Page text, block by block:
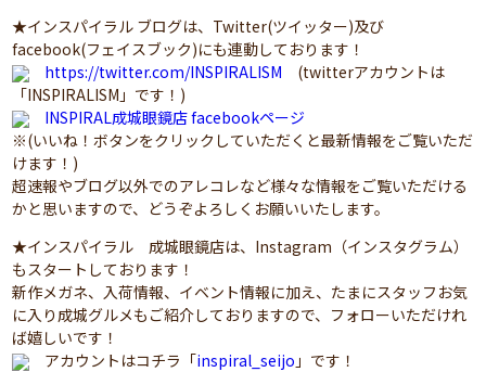
★インスパイラル ブログは、Twitter(ツイッター)及び
facebook(フェイスブック)にも連動しております！
https://twitter.com/INSPIRALISM (twitterアカウントは
「INSPIRALISM」です！)
INSPIRAL成城眼鏡店 facebookページ
※(いいね！ボタンをクリックしていただくと最新情報をご覧いただ
けます！)
超速報やブログ以外でのアレコレなど様々な情報をご覧いただける
かと思いますので、どうぞよろしくお願いいたします。
★インスパイラル 成城眼鏡店は、Instagram（インスタグラム）
もスタートしております！
新作メガネ、入荷情報、イベント情報に加え、たまにスタッフお気
に入り成城グルメもご紹介しておりますので、フォローいただけれ
ば嬉しいです！
アカウントはコチラ「inspiral_seijo 」です！